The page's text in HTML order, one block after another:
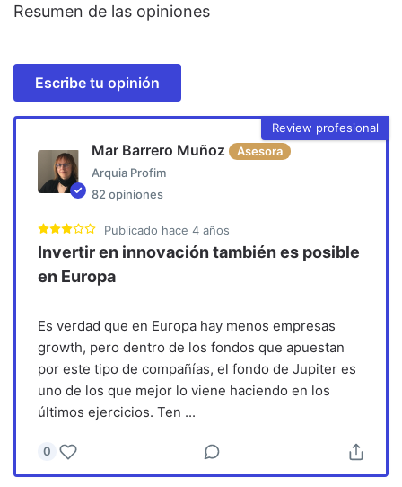
Resumen de las opiniones
Escribe tu opinión
Review profesional
Mar Barrero Muñoz
Asesora
Arquia Profim
82 opiniones
Publicado hace 4 años
Invertir en innovación también es posible
en Europa
Es verdad que en Europa hay menos empresas
growth, pero dentro de los fondos que apuestan
por este tipo de compañías, el fondo de Jupiter es
uno de los que mejor lo viene haciendo en los
últimos ejercicios. Ten ...
0